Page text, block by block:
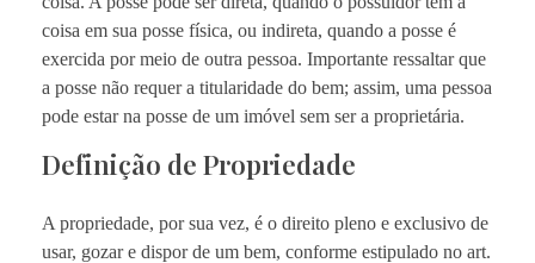
coisa em sua posse física, ou indireta, quando a posse é
exercida por meio de outra pessoa. Importante ressaltar que
a posse não requer a titularidade do bem; assim, uma pessoa
pode estar na posse de um imóvel sem ser a proprietária.
Definição de Propriedade
A propriedade, por sua vez, é o direito pleno e exclusivo de
usar, gozar e dispor de um bem, conforme estipulado no art.